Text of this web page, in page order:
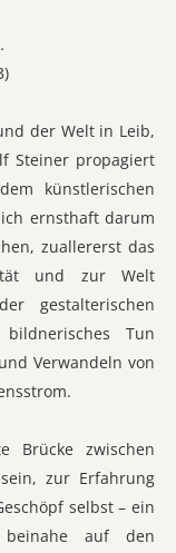
der Welt in Leib,
Steiner propagiert
künstlerischen
ernsthaft darum
zuallererst das
und zur Welt
gestalterischen
Tun
Verwandeln von
Brücke zwischen
zur Erfahrung
selbst – ein
beinahe auf den